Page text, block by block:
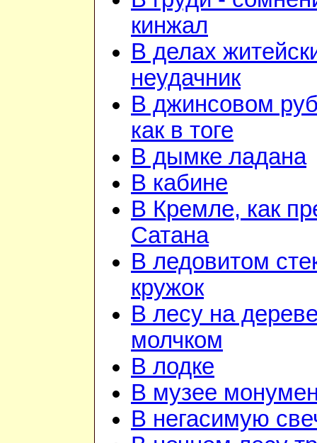
кинжал
В делах
неудачник
В джинсовом
как в тоге
В дымке ладана
В кабине
В Кремле, как
Сатана
В ледовитом
кружок
В лесу на
молчком
В лодке
В музее
В негасимую